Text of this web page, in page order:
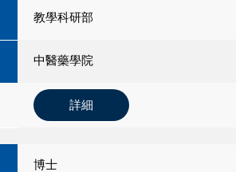
教學科研部
中醫藥學院
詳細
博士